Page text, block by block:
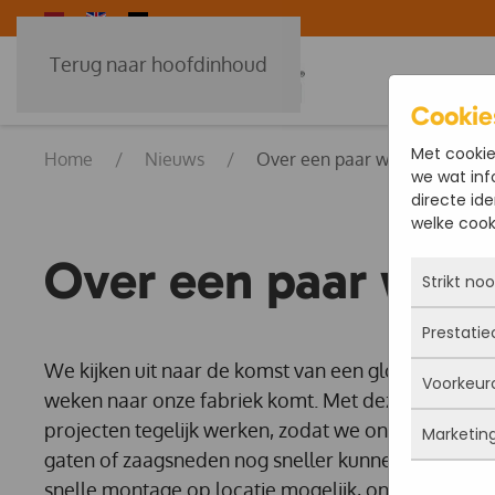
Terug naar hoofdinhoud
Home Nieuws Over een paar weken komt
Over een paar
We kijken uit naar de komst van een gloednieuwe
weken naar onze fabriek komt. Met deze extra
projecten tegelijk werken, zodat we onze
gaten of zaagsneden nog sneller kunnen leveren.
snelle montage op locatie mogelijk, ongeacht hun
Met
we wat
directe
welke
Strikt
Deze
actief
iets
Je kunt
maar
Met
deze
Deze